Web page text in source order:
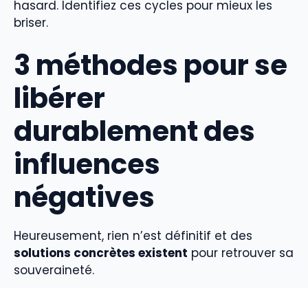
hasard. Identifiez ces cycles pour mieux les
briser.
3 méthodes pour se
libérer
durablement des
influences
négatives
Heureusement, rien n’est définitif et des
solutions concrètes existent pour retrouver sa
souveraineté.